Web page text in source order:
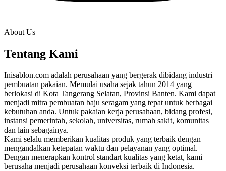
About Us
Tentang Kami
Inisablon.com adalah perusahaan yang bergerak dibidang industri
pembuatan pakaian. Memulai usaha sejak tahun 2014 yang
berlokasi di Kota Tangerang Selatan, Provinsi Banten. Kami dapat
menjadi mitra pembuatan baju seragam yang tepat untuk berbagai
kebutuhan anda. Untuk pakaian kerja perusahaan, bidang profesi,
instansi pemerintah, sekolah, universitas, rumah sakit, komunitas
dan lain sebagainya.
Kami selalu memberikan kualitas produk yang terbaik dengan
mengandalkan ketepatan waktu dan pelayanan yang optimal.
Dengan menerapkan kontrol standart kualitas yang ketat, kami
berusaha menjadi perusahaan konveksi terbaik di Indonesia.